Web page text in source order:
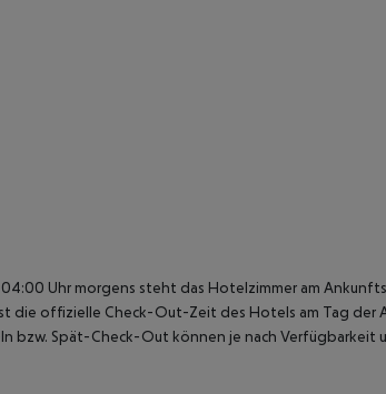
Uhr morgens steht das Hotelzimmer am
die offizielle Check-Out-Zeit des Hotels am Tag der
bzw. Spät-Check-Out können je nach Verfügbarkeit